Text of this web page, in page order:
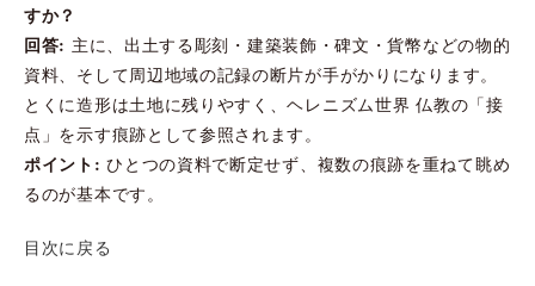
すか？
回答: 主に、出土する彫刻・建築装飾・碑文・貨幣などの物的
資料、そして周辺地域の記録の断片が手がかりになります。
とくに造形は土地に残りやすく、ヘレニズム世界 仏教の「接
点」を示す痕跡として参照されます。
ポイント: ひとつの資料で断定せず、複数の痕跡を重ねて眺め
るのが基本です。
目次に戻る